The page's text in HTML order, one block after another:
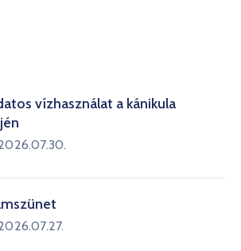
vízhasználat a kánikula